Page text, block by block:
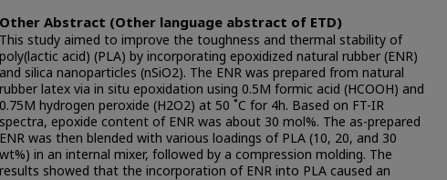
Other Abstract (Other language abstract of ETD)
This study aimed to improve the toughness and thermal stability of
poly(lactic acid) (PLA) by incorporating epoxidized natural rubber (ENR)
and silica nanoparticles (nSiO2). The ENR was prepared from natural
rubber latex via in situ epoxidation using 0.5M formic acid (HCOOH) and
0.75M hydrogen peroxide (H2O2) at 50 ˚C for 4h. Based on FT-IR
spectra, epoxide content of ENR was about 30 mol%. The as-prepared
ENR was then blended with various loadings of PLA (10, 20, and 30
wt%) in an internal mixer, followed by a compression molding. The
results showed that the incorporation of ENR into PLA caused an